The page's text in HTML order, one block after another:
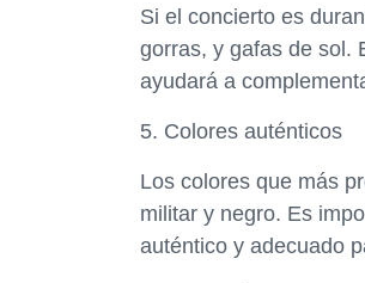
Si el concierto es
gorras, y gafas de sol.
ayudará a
5. Colores auténticos
Los colores que más
militar y negro. Es
auténtico y adecuado